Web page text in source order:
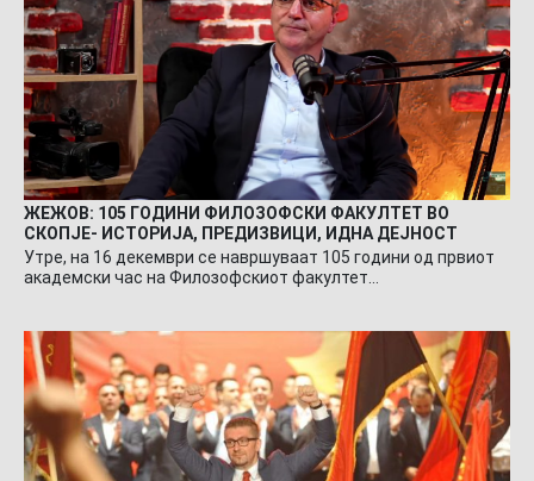
ЖЕЖОВ: 105 ГОДИНИ ФИЛОЗОФСКИ ФАКУЛТЕТ ВО
СКОПЈЕ- ИСТОРИЈА, ПРЕДИЗВИЦИ, ИДНА ДЕЈНОСТ
Утре, на 16 декември се навршуваат 105 години од првиот
академски час на Филозофскиот факултет…